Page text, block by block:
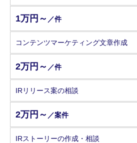
1万円～ ／件
コンテンツマーケティング文章作成
2万円～ ／件
IRリリース案の相談
2万円～ ／案件
IRストーリーの作成・相談